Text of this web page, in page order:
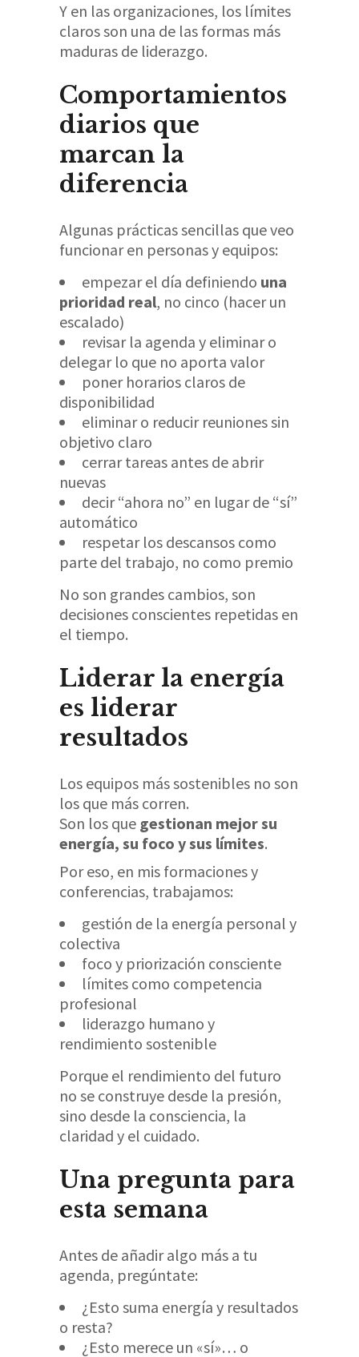
Y en las organizaciones, los límites
claros son una de las formas más
maduras de liderazgo.
Comportamientos
diarios que
marcan la
diferencia
Algunas prácticas sencillas que veo
funcionar en personas y equipos:
empezar el día definiendo una
prioridad real, no cinco (hacer un
escalado)
revisar la agenda y eliminar o
delegar lo que no aporta valor
poner horarios claros de
disponibilidad
eliminar o reducir reuniones sin
objetivo claro
cerrar tareas antes de abrir
nuevas
decir “ahora no” en lugar de “sí”
automático
respetar los descansos como
parte del trabajo, no como premio
No son grandes cambios, son
decisiones conscientes repetidas en
el tiempo.
Liderar la energía
es liderar
resultados
Los equipos más sostenibles no son
los que más corren.
Son los que gestionan mejor su
energía, su foco y sus límites.
Por eso, en mis formaciones y
conferencias, trabajamos:
gestión de la energía personal y
colectiva
foco y priorización consciente
límites como competencia
profesional
liderazgo humano y
rendimiento sostenible
Porque el rendimiento del futuro
no se construye desde la presión,
sino desde la consciencia, la
claridad y el cuidado.
Una pregunta para
esta semana
Antes de añadir algo más a tu
agenda, pregúntate:
¿Esto suma energía y resultados
o resta?
¿Esto merece un «sí»… o